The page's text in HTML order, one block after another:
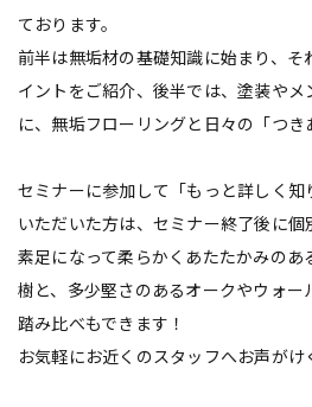
ております。
前半は無垢材の基礎知識に始まり、そ
イントをご紹介、後半では、塗装や
に、無垢フローリングと日々の「つき
セミナーに参加して「もっと詳しく知
いただいた方は、セミナー終了後に個
素足になって柔らかくあたたかみの
樹と、多少堅さのあるオークやウォ
踏み比べもできます！
お気軽にお近くのスタッフへお声がけ